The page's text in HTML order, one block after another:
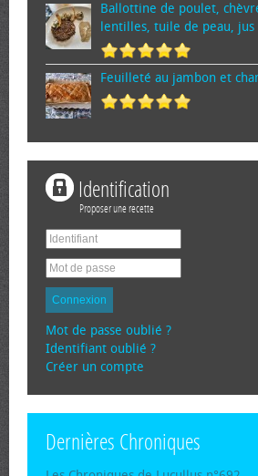
Ballottine de poulet,
lentilles, tuile de peau,
Feuilleté au jambon et
Identification
Proposer une recette
Connexion
Mot de passe oublié ?
Identifiant oublié ?
Créer un compte
Dernières Chroniques